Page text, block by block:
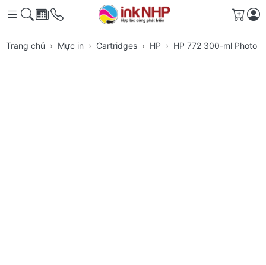
Giỏ
Trang chủ Mực in Cartridges HP HP 772 300-ml Photo